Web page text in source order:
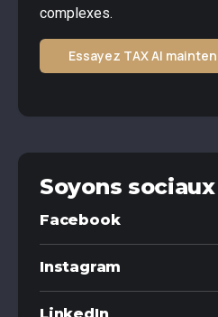
complexes.
Essayez TAX AI
Soyons sociaux
Facebook
Instagram